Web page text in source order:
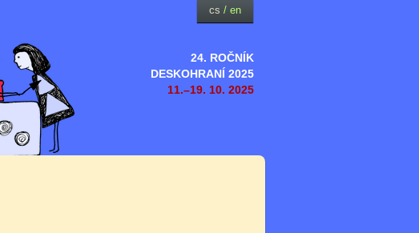
24. ROČNÍK
DESKOHRANÍ 2025
11.–19. 10. 2025
cs / en